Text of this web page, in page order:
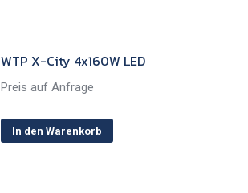
WTP X-City 4x160W LED
Preis auf Anfrage
In den Warenkorb